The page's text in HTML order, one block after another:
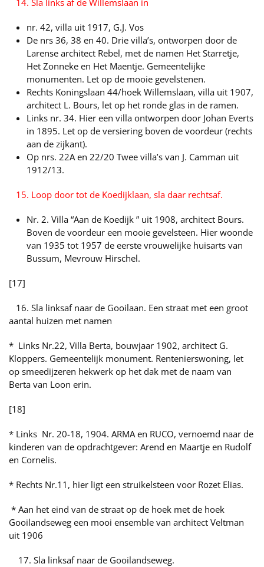
14. Sla links af de Willemslaan in
nr. 42, villa uit 1917, G.J. Vos
De nrs 36, 38 en 40. Drie villa’s, ontworpen door de
Larense architect Rebel, met de namen Het Starretje,
Het Zonneke en Het Maentje. Gemeentelijke
monumenten. Let op de mooie gevelstenen.
Rechts Koningslaan 44/hoek Willemslaan, villa uit 1907,
architect L. Bours, let op het ronde glas in de ramen.
Links nr. 34. Hier een villa ontworpen door Johan Everts
in 1895. Let op de versiering boven de voordeur (rechts
aan de zijkant).
Op nrs. 22A en 22/20 Twee villa’s van J. Camman uit
1912/13.
15. Loop door tot de Koedijklaan, sla daar rechtsaf.
Nr. 2. Villa “Aan de Koedijk ” uit 1908, architect Bours.
Boven de voordeur een mooie gevelsteen. Hier woonde
van 1935 tot 1957 de eerste vrouwelijke huisarts van
Bussum, Mevrouw Hirschel.
[17]
16. Sla linksaf naar de Gooilaan. Een straat met een groot
aantal huizen met namen
* Links Nr.22, Villa Berta, bouwjaar 1902, architect G.
Kloppers. Gemeentelijk monument. Rentenierswoning, let
op smeedijzeren hekwerk op het dak met de naam van
Berta van Loon erin.
[18]
* Links Nr. 20-18, 1904. ARMA en RUCO, vernoemd naar de
kinderen van de opdrachtgever: Arend en Maartje en Rudolf
en Cornelis.
* Rechts Nr.11, hier ligt een struikelsteen voor Rozet Elias.
* Aan het eind van de straat op de hoek met de hoek
Gooilandseweg een mooi ensemble van architect Veltman
uit 1906
17. Sla linksaf naar de Gooilandseweg.